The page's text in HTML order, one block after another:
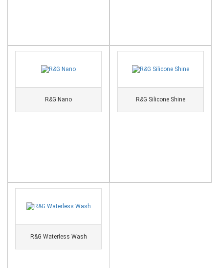
R&G Nano R&G Silicone Shine
R&G Waterless Wash